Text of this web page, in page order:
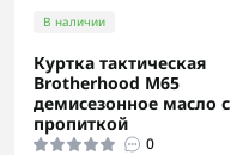
В наличии
Куртка тактическая
Brotherhood M65
демисезонное масло с
пропиткой
0